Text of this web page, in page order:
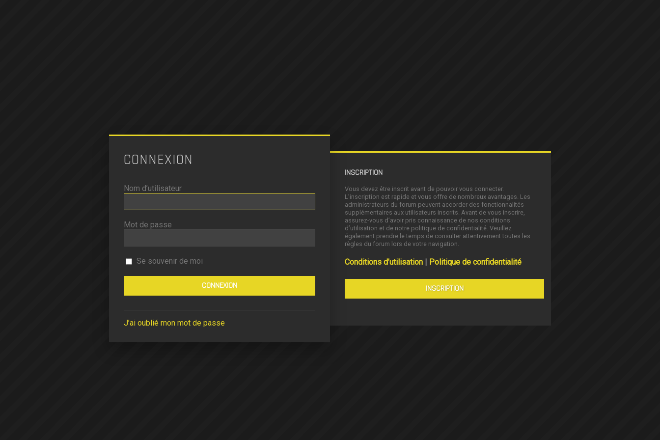
CONNEXION
Nom d’utilisateur
Mot de passe
Se souvenir de moi
J’ai oublié mon mot de passe
INSCRIPTION
Vous devez être inscrit avant de pouvoir vous connecter.
L’inscription est rapide et vous offre de nombreux avantages. Les
administrateurs du forum peuvent accorder des fonctionnalités
supplémentaires aux utilisateurs inscrits. Avant de vous inscrire,
assurez-vous d’avoir pris connaissance de nos conditions
d’utilisation et de notre politique de confidentialité. Veuillez
également prendre le temps de consulter attentivement toutes les
règles du forum lors de votre navigation.
Conditions d’utilisation Politique de confidentialité
INSCRIPTION